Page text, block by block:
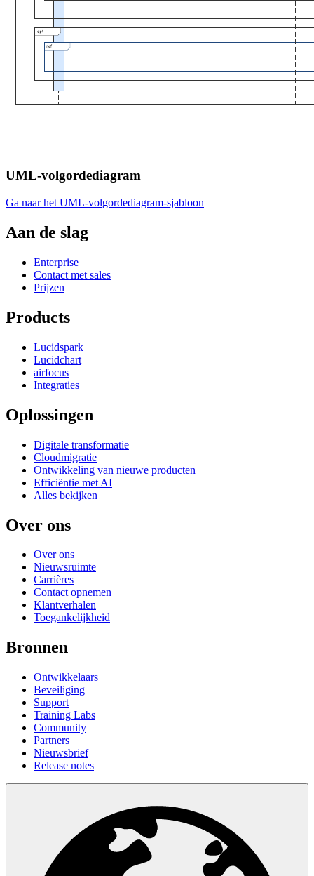
UML-volgordediagram
Ga naar het UML-volgordediagram-sjabloon
Aan de slag
Enterprise
Contact met sales
Prijzen
Products
Lucidspark
Lucidchart
airfocus
Integraties
Oplossingen
Digitale transformatie
Cloudmigratie
Ontwikkeling van nieuwe producten
Efficiëntie met AI
Alles bekijken
Over ons
Over ons
Nieuwsruimte
Carrières
Contact opnemen
Klantverhalen
Toegankelijkheid
Bronnen
Ontwikkelaars
Beveiliging
Support
Training Labs
Community
Partners
Nieuwsbrief
Release notes